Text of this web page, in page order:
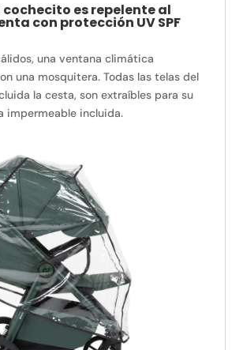
cochecito es repelente al
con protección UV SPF
una ventana climática
una mosquitera.Todas las telas del
la cesta, son extraíbles para su
impermeable incluida.